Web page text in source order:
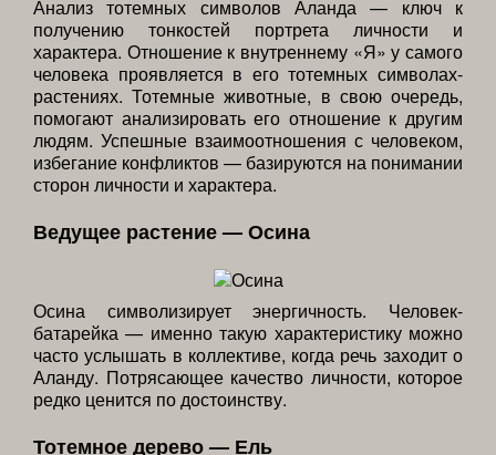
Анализ тотемных символов Аланда — ключ к
получению тонкостей портрета личности и
характера. Отношение к внутреннему «Я» у самого
человека проявляется в его тотемных символах-
растениях. Тотемные животные, в свою очередь,
помогают анализировать его отношение к другим
людям. Успешные взаимоотношения с человеком,
избегание конфликтов — базируются на понимании
сторон личности и характера.
Ведущее растение — Осина
Осина символизирует энергичность. Человек-
батарейка — именно такую характеристику можно
часто услышать в коллективе, когда речь заходит о
Аланду. Потрясающее качество личности, которое
редко ценится по достоинству.
Тотемное дерево — Ель